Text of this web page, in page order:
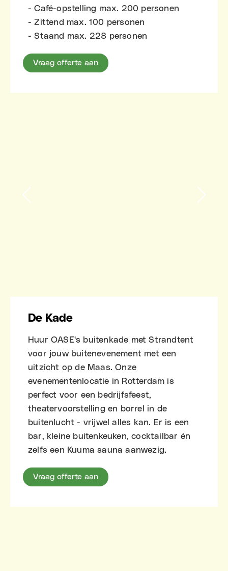
- Café-opstelling max. 200 personen
- Zittend max. 100 personen
- Staand max. 228 personen
Vraag offerte aan
De Kade
Huur OASE's buitenkade met Strandtent
voor jouw buitenevenement met een
uitzicht op de Maas. Onze
evenementenlocatie in Rotterdam is
perfect voor een bedrijfsfeest,
theatervoorstelling en borrel in de
buitenlucht - vrijwel alles kan. Er is een
bar, kleine buitenkeuken, cocktailbar én
zelfs een Kuuma sauna aanwezig.
Vraag offerte aan